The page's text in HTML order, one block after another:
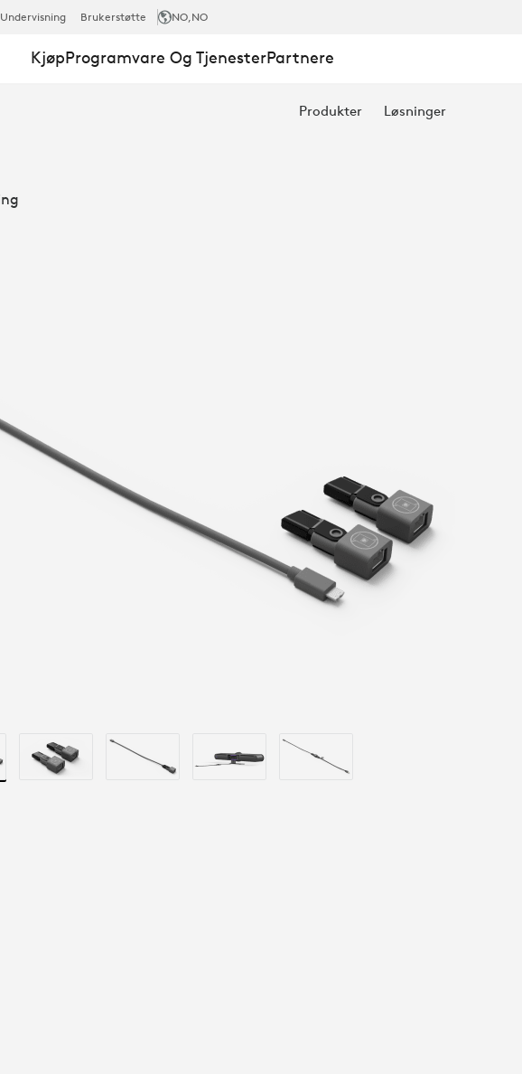
Undervisning Brukerstøtte NO,NO
KjøpProgramvare Og TjenesterPartnere
Produkter Løsninger